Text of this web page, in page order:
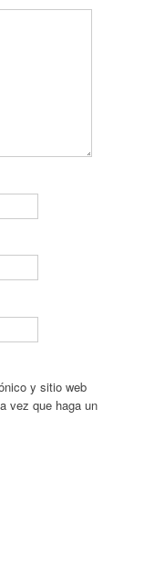
y sitio web
vez que haga un